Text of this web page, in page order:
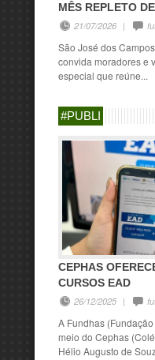
MÊS REPLETO
21/07/2026 |
São José dos
convida moradores e
especial que reúne...
#PUBLI
CEPHAS
CURSOS EAD
26/12/2025 |
A Fundhas
meio do Cephas
Hélio Augusto de